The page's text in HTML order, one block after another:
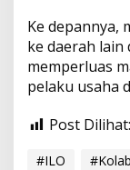
Ke depannya,
ke daerah lain
memperluas
pelaku usaha
Post Dilihat:
#ILO